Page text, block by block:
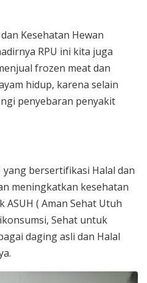
Kesehatan Hewan
RPU ini kita juga
frozen meat dan
hidup, karena selain
penyebaran penyakit
yang bersertifikasi Halal dan
meningkatkan kesehatan
( Aman Sehat Utuh
Sehat untuk
daging asli dan Halal